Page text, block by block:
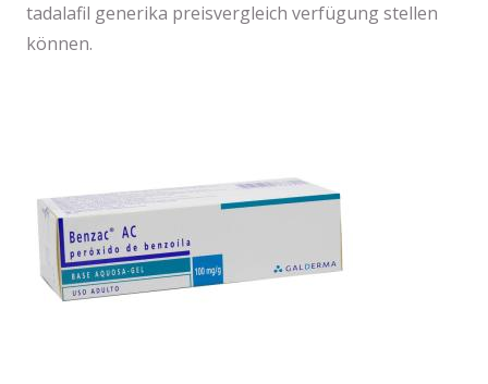
tadalafil generika preisvergleich verfügung stellen
können.